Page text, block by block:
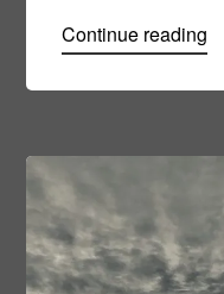
Continue reading